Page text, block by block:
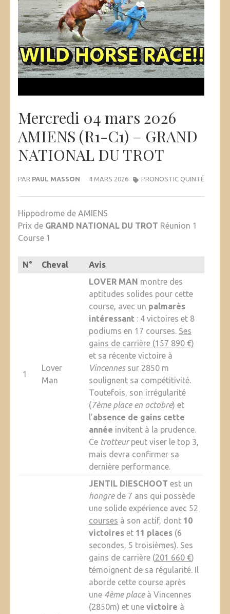
Mercredi 04 mars 2026
AMIENS (R1-C1) – GRAND
NATIONAL DU TROT
PAR PAUL MASSON 4 MARS 2026 PRONOSTIC QUINTÉ
Hippodrome de AMIENS
Prix de GRAND NATIONAL DU TROT Réunion 1
Course 1
N° Cheval Avis
1
Lover
Man
LOVER MAN montre des
aptitudes solides pour cette
course, avec un palmarès
intéressant : 4 victoires et 8
podiums en 17 courses. Ses
gains de carrière (157 890 €)
et sa récente victoire à
Vincennessur 2850 m
soulignent sa compétitivité.
Toutefois, son irrégularité
(7ème place en octobre) et
l’absence de gains cette
année invitent à la prudence.
Ce trotteurpeut viser le top 3,
mais devra confirmer sa
dernière performance.
JENTIL DIESCHOOT est un
hongrede 7 ans qui possède
une solide expérience avec 52
courses à son actif, dont 10
victoireset 11 places(6
secondes, 5 troisièmes). Ses
gains de carrière (201 660 €)
témoignent de sa régularité. Il
aborde cette course après
une 4ème placeà Vincennes
(2850m) et une victoire à